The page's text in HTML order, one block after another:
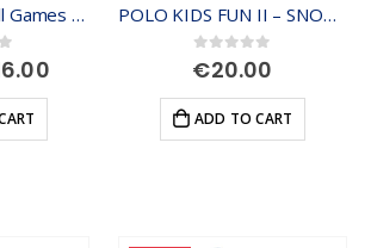
Polo Κid’s Fun I All Games 907056-8277
Current
POLO KIDS FUN II – SNOWBALL UNICORN 907104-8349
0out of 5
€20.00
ADD TO CART